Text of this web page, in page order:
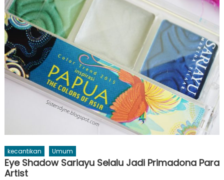
kecantikan Umum
Eye Shadow Sariayu Selalu Jadi Primadona Para
Artist